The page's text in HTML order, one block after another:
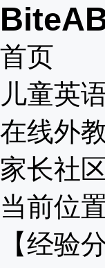
首页
儿童英
在线外
家长社
当前位
【经验